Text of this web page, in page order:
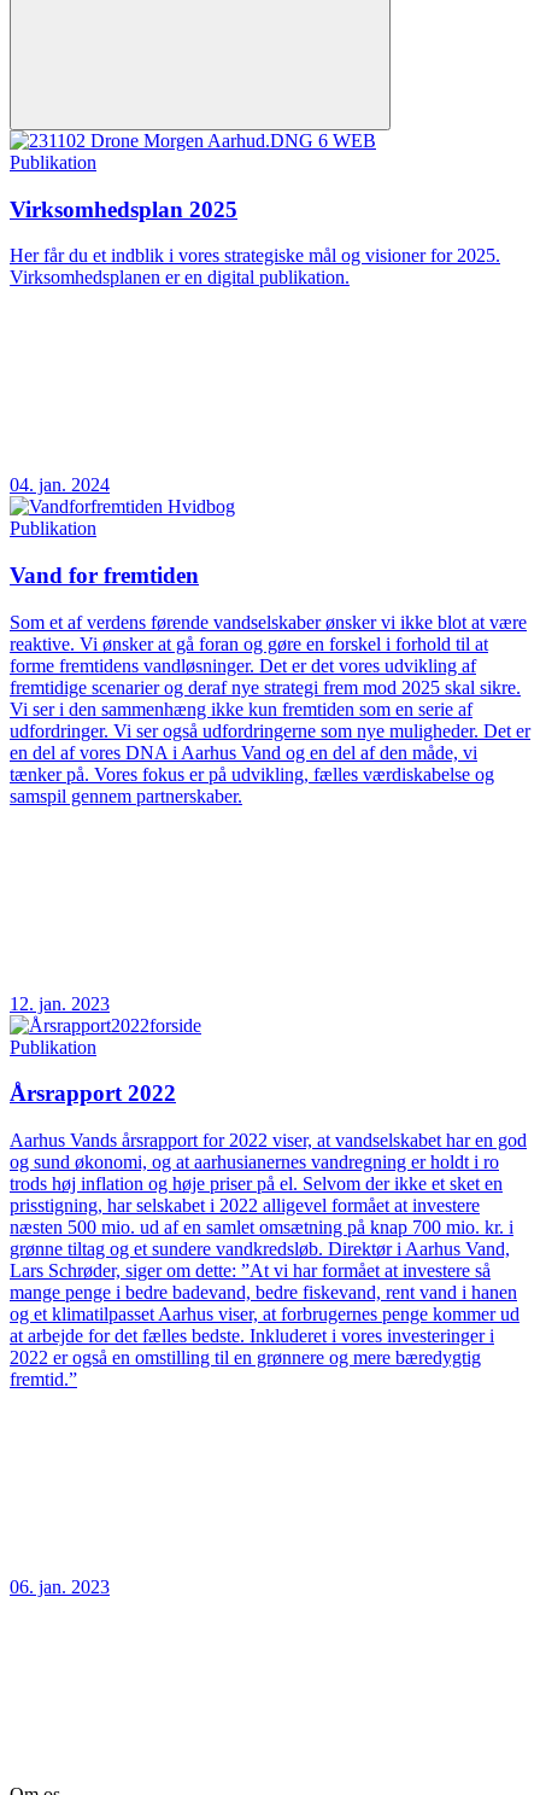
Publikation
Virksomhedsplan 2025
Her får du et indblik i vores strategiske mål og visioner for 2025.
Virksomhedsplanen er en digital publikation.
04. jan. 2024
Publikation
Vand for fremtiden
Som et af verdens førende vandselskaber ønsker vi ikke blot at være
reaktive. Vi ønsker at gå foran og gøre en forskel i forhold til at
forme fremtidens vandløsninger. Det er det vores udvikling af
fremtidige scenarier og deraf nye strategi frem mod 2025 skal sikre.
Vi ser i den sammenhæng ikke kun fremtiden som en serie af
udfordringer. Vi ser også udfordringerne som nye muligheder. Det er
en del af vores DNA i Aarhus Vand og en del af den måde, vi
tænker på. Vores fokus er på udvikling, fælles værdiskabelse og
samspil gennem partnerskaber.
12. jan. 2023
Publikation
Årsrapport 2022
Aarhus Vands årsrapport for 2022 viser, at vandselskabet har en god
og sund økonomi, og at aarhusianernes vandregning er holdt i ro
trods høj inflation og høje priser på el. Selvom der ikke et sket en
prisstigning, har selskabet i 2022 alligevel formået at investere
næsten 500 mio. ud af en samlet omsætning på knap 700 mio. kr. i
grønne tiltag og et sundere vandkredsløb. Direktør i Aarhus Vand,
Lars Schrøder, siger om dette: ”At vi har formået at investere så
mange penge i bedre badevand, bedre fiskevand, rent vand i hanen
og et klimatilpasset Aarhus viser, at forbrugernes penge kommer ud
at arbejde for det fælles bedste. Inkluderet i vores investeringer i
2022 er også en omstilling til en grønnere og mere bæredygtig
fremtid.”
06. jan. 2023